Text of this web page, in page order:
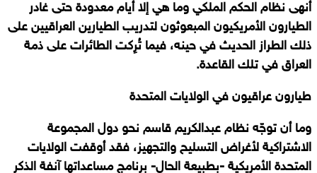
أنهى نظام الحكم الملكي وما هي إلا أيام معدودة حتى غادر
الطيارون الأمريكيون المبعوثون لتدريب الطيارين العراقيين على
ذلك الطراز الحديث في حينه، فيما تُرِكت الطائرات على ذمة
العراق في تلك القاعدة.
طيارون عراقيون في الولايات المتحدة
وما أن توجّه نظام عبدالكريم قاسم نحو دول المجموعة
الاشتراكية لأغراض التسليح والتجهيز، فقد أوقفت الولايات
المتحدة الأمريكية -بطبيعة الحال- برنامج مساعداتها آنفة الذكر